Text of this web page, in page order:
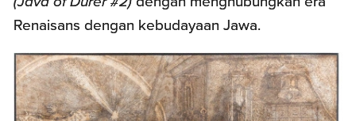
Renaisans dengan kebudayaan Jawa.